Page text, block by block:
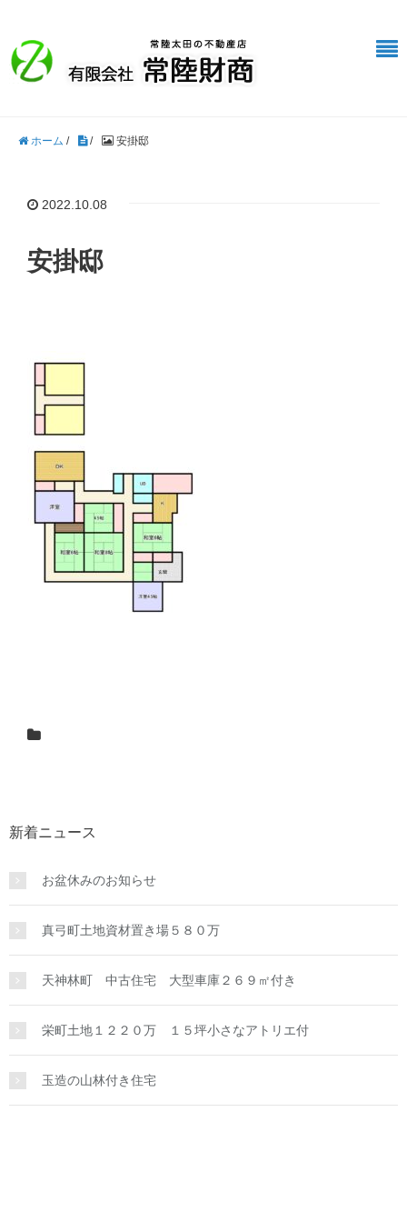
ホーム / / 安掛邸
2022.10.08
安掛邸
新着ニュース
お盆休みのお知らせ
真弓町土地資材置き場５８０万
天神林町 中古住宅 大型車庫２６９㎡付き
栄町土地１２２０万 １５坪小さなアトリエ付
玉造の山林付き住宅